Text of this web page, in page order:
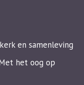
en samenleving
het oog op